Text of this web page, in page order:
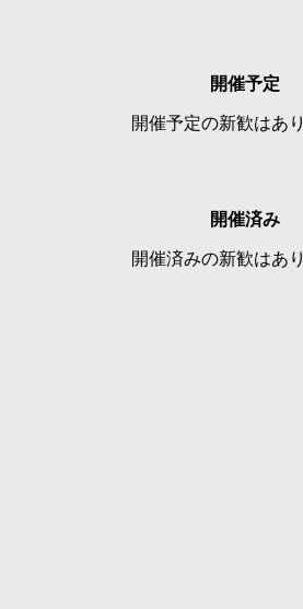
るので、是非フォロ
いします🥹
また、新歓用のオー
作成したので、参加
開催予定
開催予定の新歓はあ
開催済み
開催済みの新歓はあ